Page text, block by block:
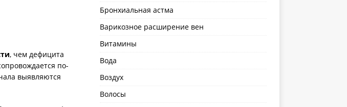
, чем дефицита
по-
выявляются
Бронхиальная астма
Варикозное расширение вен
Витамины
Вода
Воздух
Волосы